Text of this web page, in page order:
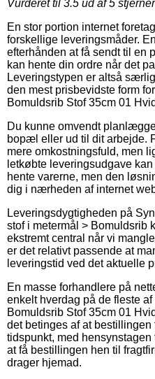
Vurderet til 3.5 ud af 5
En stor portion internet
forskellige leveringsmåder.
efterhånden at få sendt til en
kan hente din ordre når det
Leveringstypen er altså
den mest prisbevidste form
Bomuldsrib Stof 35cm 01
Du kunne omvendt
bopæl eller ud til dit arbejde.
mere omkostningsfuld, men
letkøbte leveringsudgave
hente varerne, men den
dig i nærheden af internet
Leveringsdygtigheden på
stof i metermål >
ekstremt central når vi
er det relativt passende at
leveringstid ved det aktuelle
En masse forhandlere på
enkelt hverdag på de fleste
Bomuldsrib Stof 35cm 01
det betinges af at
tidspunkt, med
at få bestillingen hen til
drager hjemad.